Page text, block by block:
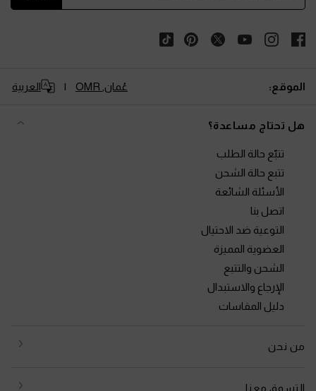
الموقع: عُمان, OMR العربية
هل تحتاج مساعدة؟
تتبّع حالة الطلب
تتبع حالة الشحن
الأسئلة الشائعة
اتصل بنا
التوعية ضد الاحتيال
العضوية المميزة
الشحن والتتبع
الإرجاع والاستبدال
دليل المقاسات
من نحن
التسوق معنا